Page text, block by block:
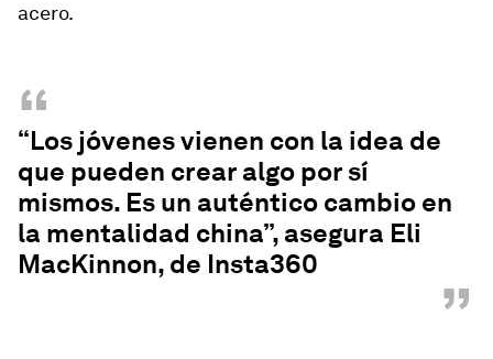
acero.
“
“Los jóvenes vienen con la idea de
que pueden crear algo por sí
mismos. Es un auténtico cambio en
la mentalidad china”, asegura Eli
MacKinnon, de Insta360
”